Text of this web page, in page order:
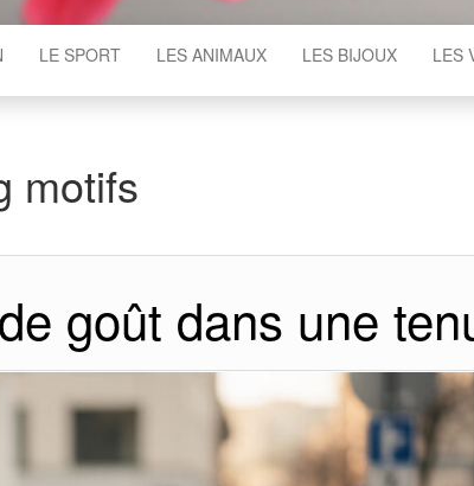
LE SPORT LES ANIMAUX LES BIJOUX LES
motifs
goût dans une